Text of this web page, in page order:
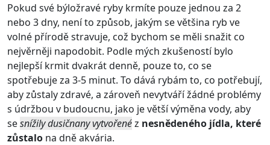
Pokud své býložravé ryby krmíte pouze jednou za 2
nebo 3 dny, není to způsob, jakým se většina ryb ve
volné přírodě stravuje, což bychom se měli snažit co
nejvěrněji napodobit. Podle mých zkušeností bylo
nejlepší krmit dvakrát denně, pouze to, co se
spotřebuje za 3-5 minut. To dává rybám to, co potřebují,
aby zůstaly zdravé, a zároveň nevytváří žádné problémy
s údržbou v budoucnu, jako je větší výměna vody, aby
sesnížily dusičnany vytvořenéz nesnědeného jídla, které
zůstalo na dně akvária.